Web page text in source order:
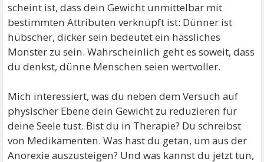
scheint ist, dass dein Gewicht unmittelbar mit
bestimmten Attributen verknüpft ist: Dünner ist
hübscher, dicker sein bedeutet ein hässliches
Monster zu sein. Wahrscheinlich geht es soweit, dass
du denkst, dünne Menschen seien wertvoller.
Mich interessiert, was du neben dem Versuch auf
physischer Ebene dein Gewicht zu reduzieren für
deine Seele tust. Bist du in Therapie? Du schreibst
von Medikamenten. Was hast du getan, um aus der
Anorexie auszusteigen? Und was kannst du jetzt tun,